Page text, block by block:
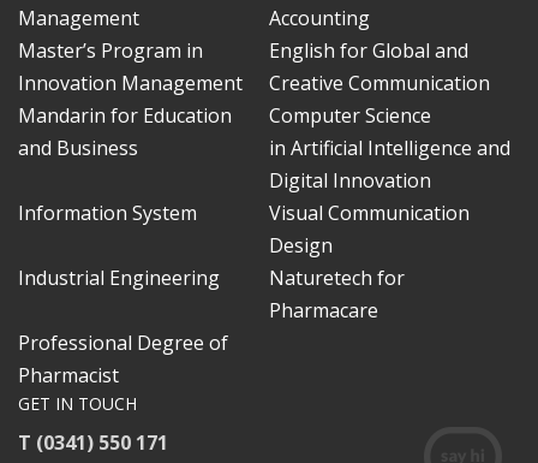
Management
Accounting
Master’s Program in
Innovation Management
English for Global and
Creative Communication
Mandarin for Education
and Business
Computer Science
in Artificial Intelligence and
Digital Innovation
Information System
Visual Communication
Design
Industrial Engineering
Naturetech for
Pharmacare
Professional Degree of
Pharmacist
GET IN TOUCH
T (0341) 550 171